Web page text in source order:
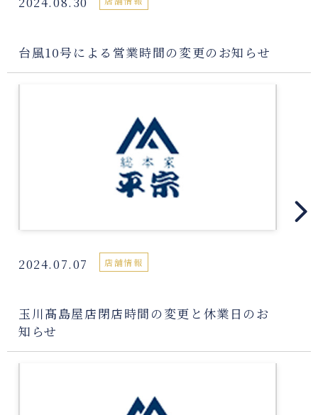
台風10号による営業時間の変更のお知らせ
2024.07.07 店舗情報
玉川髙島屋店閉店時間の変更と休業日のお
知らせ